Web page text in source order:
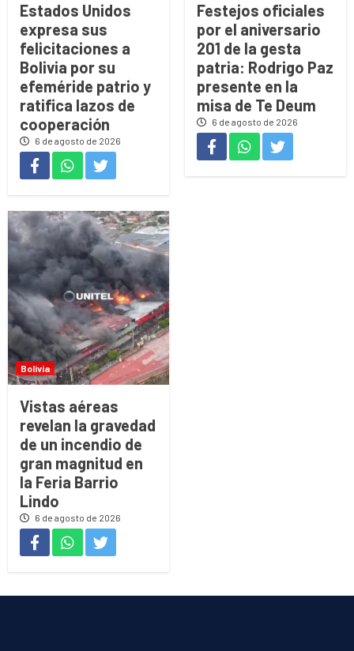
Estados Unidos
expresa sus
felicitaciones a
Bolivia por su
efeméride patrio y
ratifica lazos de
cooperación
6 de agosto de 2026
Festejos oficiales
por el aniversario
201 de la gesta
patria: Rodrigo Paz
presente en la
misa de Te Deum
6 de agosto de 2026
Bolivia
Vistas aéreas
revelan la gravedad
de un incendio de
gran magnitud en
la Feria Barrio
Lindo
6 de agosto de 2026